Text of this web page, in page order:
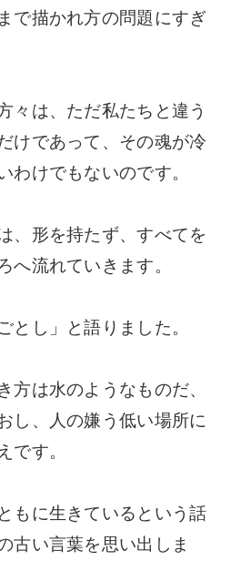
で描かれ方の問題にすぎ
々は、ただ私たちと違う
けであって、その魂が冷
わけでもないのです。
、形を持たず、すべてを
へ流れていきます。
とし」と語りました。
方は水のようなものだ、
し、人の嫌う低い場所に
です。
もに生きているという話
古い言葉を思い出しま